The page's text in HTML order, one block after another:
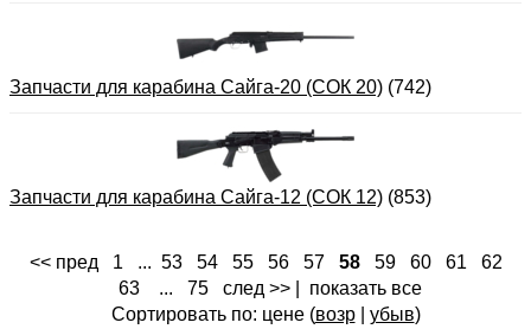
Запчасти для карабина Сайга-20 (СОК 20) (742)
Запчасти для карабина Сайга-12 (СОК 12) (853)
<< пред 1 ... 53 54 55 56 57 58 59 60 61
62
63 ... 75 след >>
показать все
Сортировать по: цене (возр| убыв)